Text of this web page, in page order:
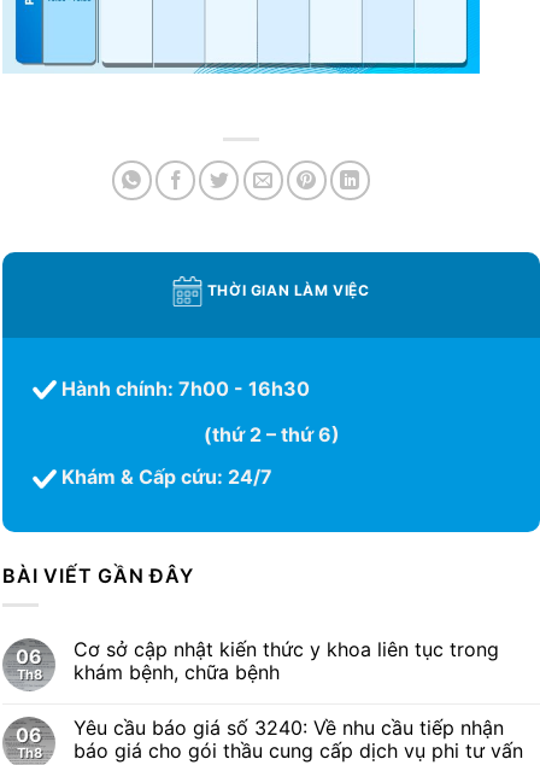
THỜI GIAN LÀM VIỆC
Hành chính: 7h00 - 16h30
(thứ 2 – thứ 6)
Khám & Cấp cứu: 24/7
BÀI VIẾT GẦN ĐÂY
06
Th8
Cơ sở cập nhật kiến thức y khoa liên tục trong
khám bệnh, chữa bệnh
06
Th8
Yêu cầu báo giá số 3240: Về nhu cầu tiếp nhận
báo giá cho gói thầu cung cấp dịch vụ phi tư vấn